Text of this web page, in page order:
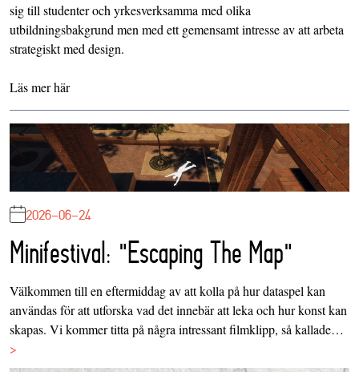
sig till studenter och yrkesverksamma med olika
utbildningsbakgrund men med ett gemensamt intresse av att arbeta
strategiskt med design.
Läs merhär
2026-06-24
Minifestival: "Escaping The Map"
Välkommen till en eftermiddag av att kolla på hur dataspel kan
användas för att utforska vad det innebär att leka och hur konst kan
skapas. Vi kommer titta på några intressant filmklipp, så kallade…
>